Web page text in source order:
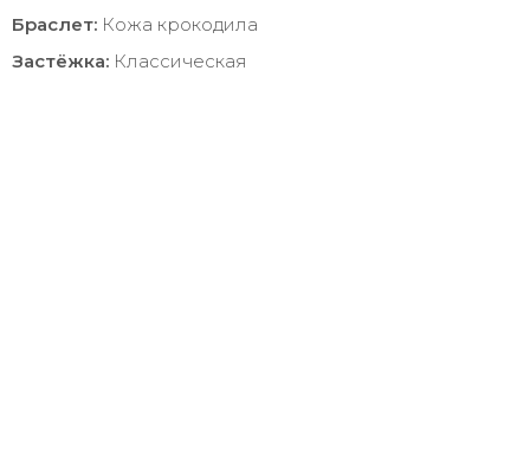
Браслет: Кожа крокодила
Застёжка: Классическая